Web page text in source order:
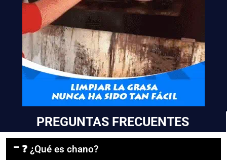
PREGUNTAS FRECUENTES
❓ ¿Qué es chano?